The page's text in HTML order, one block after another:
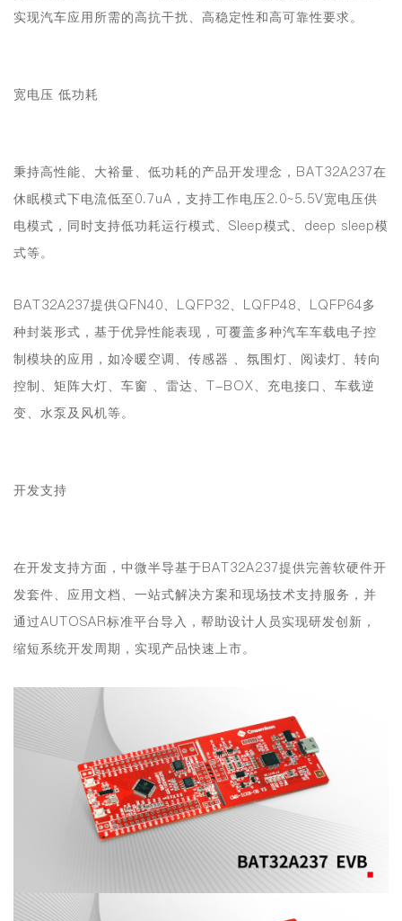
实现汽车应用所需的高抗干扰、高稳定性和高可靠性要求。
宽电压 低功耗
秉持高性能、大裕量、低功耗的产品开发理念，BAT32A237在
休眠模式下电流低至0.7uA，支持工作电压2.0~5.5V宽电压供
电模式，同时支持低功耗运行模式、Sleep模式、deep sleep模
式等。
BAT32A237提供QFN40、LQFP32、LQFP48、LQFP64多
种封装形式，基于优异性能表现， 可覆盖多种汽车车载电子控
制模块的应用，如冷暖空调、传感器 、氛围灯、阅读灯、转向
控制、矩阵大灯、车窗 、雷达、T-BOX、充电接口、车载逆
变、水泵及风机等。
开发支持
在开发支持方面，中微半导基于BAT32A237提供完善软硬件开
发套件、应用文档、一站式解决方案和现场技术支持服务，并
通过AUTOSAR标准平台导入，帮助设计人员实现研发创新，
缩短系统开发周期，实现产品快速上市。